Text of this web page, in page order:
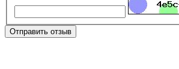
Отправить отзыв